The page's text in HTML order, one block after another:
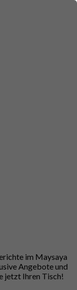
im Maysaya
Angebote und
jetzt Ihren Tisch!